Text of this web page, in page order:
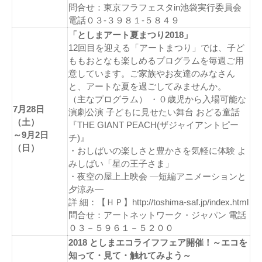
問合せ：東京フラフェスタin池袋実行委員会
電話０３-３９８１-５８４９
7月28日
（土）
～9月2日
（日）
「としまアート夏まつり2018」
12回目を迎える「アートまつり」では、子ど
ももおとなも楽しめるプログラムを毎週ご用
意しています。ご家族やお友達のみなさん
と、アートな夏を過ごしてみませんか。
（主なプログラム） ・０歳児から入場可能な
演劇公演 子どもに見せたい舞台 おどる童話
『THE GIANT PEACH(ザジャイアントピー
チ)』
・おしばいの楽しさと豊かさを気軽に体験 よ
みしばい「星の王子さま」
・夜空の屋上上映会 ―短編アニメーションと
夕涼み―
詳 細：【ＨＰ】http://toshima-saf.jp/index.html
問合せ：アートネットワーク・ジャパン 電話
０３－５９６１－５２００
2018 としまエコライフフェア開催！～エコを
知って・見て・触れてみよう～